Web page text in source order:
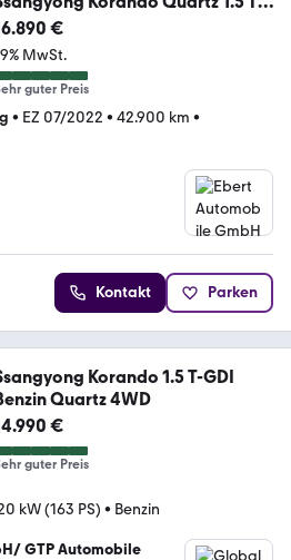
MT
KAMERA/NAVI/SHZ/
€
MwSt.
guter Preis
• EZ 07/2022 • 42.900 km •
Kontakt Parken
Korando 1.5 T-GDI
Quartz 4WD
€
guter Preis
kW (163 PS) • Benzin
GTP Automobile